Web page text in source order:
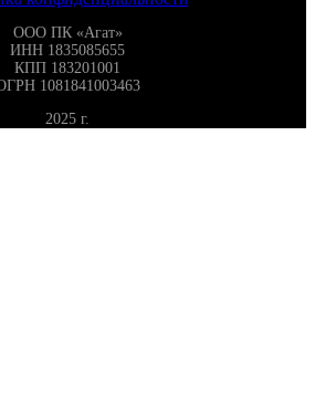
ООО ПК «Агат»
ИНН 1835085655
КПП 183201001
1081841003463
2025 г.